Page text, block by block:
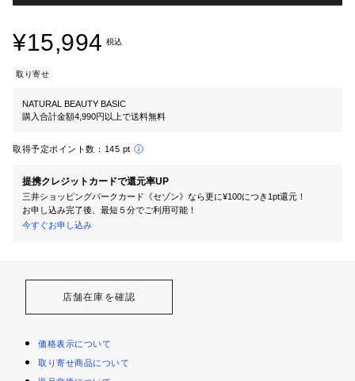
¥15,994 税込
取り寄せ
NATURAL BEAUTY BASIC
購入合計金額4,990円以上で送料無料
取得予定ポイント数： 145 pt
提携クレジットカードで還元率UP
三井ショッピングパークカード《セゾン》なら更に¥100につき1pt還元！
お申し込み完了後、最短５分でご利用可能！
今すぐお申し込み
店舗在庫を確認
価格表示について
取り寄せ商品について